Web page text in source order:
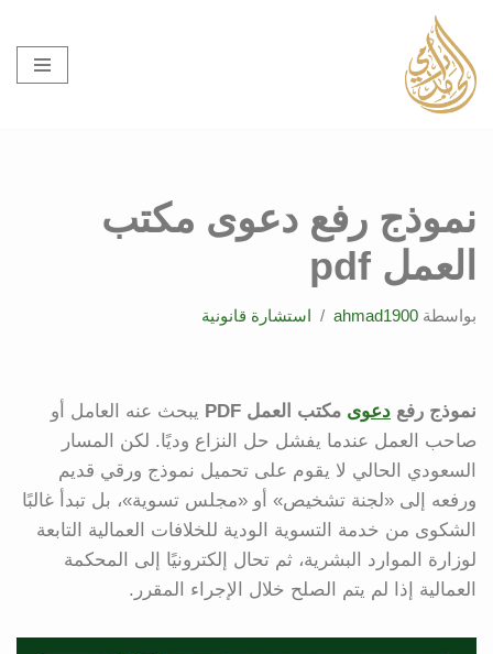
تخطى
إلى
المحتوى
نموذج رفع دعوى مكتب
العمل pdf
بواسطة ahmad1900 استشارة قانونية
نموذج رفع دعوى مكتب العمل PDF
يبحث عنه العامل أو
صاحب العمل عندما يفشل حل النزاع وديًا. لكن المسار
السعودي الحالي لا يقوم على تحميل نموذج ورقي قديم
ورفعه إلى «لجنة تشخيص» أو «مجلس تسوية»، بل تبدأ غالبًا
الشكوى من خدمة التسوية الودية للخلافات العمالية التابعة
لوزارة الموارد البشرية، ثم تحال إلكترونيًا إلى المحكمة
العمالية إذا لم يتم الصلح خلال الإجراء المقرر.